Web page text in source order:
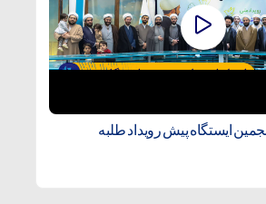
ایستگاه پیش رویداد طلبه